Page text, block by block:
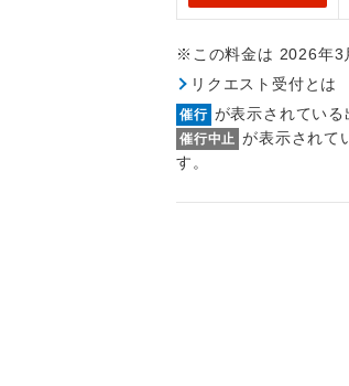
※この料金は 2026年3
リクエスト受付とは
催行 が表示されている
催行中止 が表示されて
す。